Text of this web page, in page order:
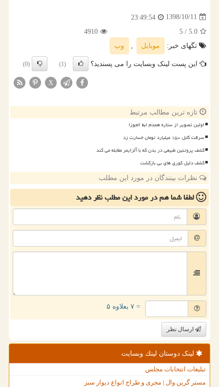
1398/10/11
23:49:54
5.0
/ 5
4910
تگهای خبر:
موبایل , وب
این پست لینک وبسایت را می پسندید؟ (1)
(0)
X
تازه ترین مطالب مرتبط
اولین تصویر از ستاره همدم ابط الجوزا
سرقت کابل ۱۵۰ میلیارد تومان خسارت زد
کشف پروتئین طبیعی در بدن که با آلزایمر مقابله می کند
کشف دلیل کوری های بی بازگشت
نظرات بینندگان در مورد این مطلب
لطفا شما همدر مورد این مطلبنظر دهید
= ۷ بعلاوه ۵
ارسال نظر
لینک دوستان لینك وبسایت
تبلیغات انتخابات مجلس
مستر گرین وال | مجری و طراح انواع دیوار سبز